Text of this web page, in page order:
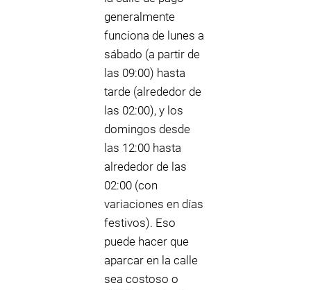
generalmente
funciona de lunes a
sábado (a partir de
las 09:00) hasta
tarde (alrededor de
las 02:00), y los
domingos desde
las 12:00 hasta
alrededor de las
02:00 (con
variaciones en días
festivos). Eso
puede hacer que
aparcar en la calle
sea costoso o